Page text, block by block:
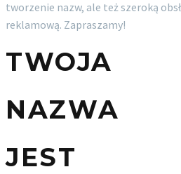
tworzenie nazw, ale też szeroką
reklamową. Zapraszamy!
TWOJA
NAZWA
JEST